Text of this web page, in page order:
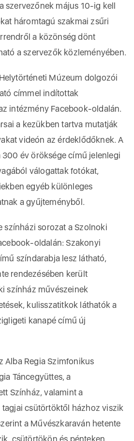
szervezőnek május 10-ig kell
háromtagú szakmai zsűri
a közönség dönt
a szervezők közleményében.
Múzeum dolgozói
címmel indítottak
intézmény Facebook-oldalán.
a kezükben tartva mutatják
videón az érdeklődőknek. A
év öröksége című jelenlegi
válogattak fotókat,
egyéb különleges
a gyűjteményből.
színházi sorozat a Szolnoki
oldalán: Szakonyi
színdarabja lesz látható,
rendezésében került
színház művészeinek
kulisszatitkok láthatók a
kanapé című új
Alba Regia Szimfonikus
Táncegyüttes, a
Színház, valamint a
csütörtöktől házhoz viszik
a Művészkaraván hetente
csütörtökön és pénteken